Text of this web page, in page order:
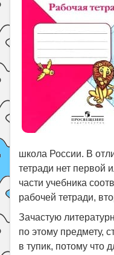
школа России. В
тетради нет первой
части учебника
рабочей тетради,
Зачастую
по этому предмету,
в тупик, потому что